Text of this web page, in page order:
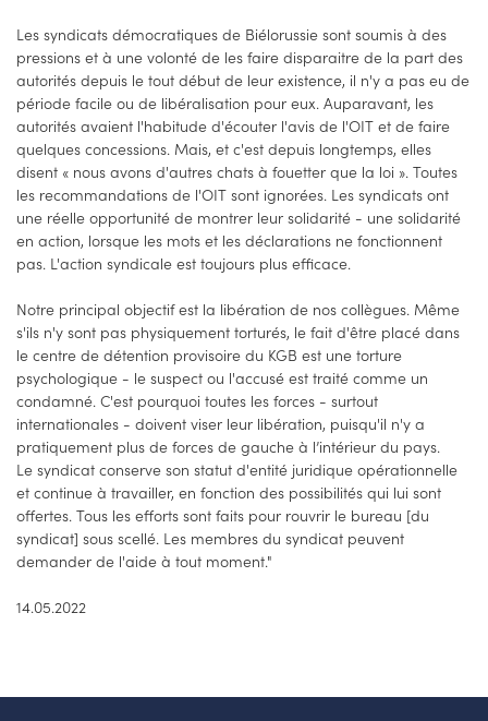
Les syndicats démocratiques de Biélorussie sont soumis à des
pressions et à une volonté de les faire disparaitre de la part des
autorités depuis le tout début de leur existence, il n'y a pas eu de
période facile ou de libéralisation pour eux. Auparavant, les
autorités avaient l'habitude d'écouter l'avis de l'OIT et de faire
quelques concessions. Mais, et c'est depuis longtemps, elles
disent « nous avons d'autres chats à fouetter que la loi ». Toutes
les recommandations de l'OIT sont ignorées. Les syndicats ont
une réelle opportunité de montrer leur solidarité - une solidarité
en action, lorsque les mots et les déclarations ne fonctionnent
pas. L'action syndicale est toujours plus efficace.
Notre principal objectif est la libération de nos collègues. Même
s'ils n'y sont pas physiquement torturés, le fait d'être placé dans
le centre de détention provisoire du KGB est une torture
psychologique - le suspect ou l'accusé est traité comme un
condamné. C'est pourquoi toutes les forces - surtout
internationales - doivent viser leur libération, puisqu'il n'y a
pratiquement plus de forces de gauche à l’intérieur du pays.
Le syndicat conserve son statut d'entité juridique opérationnelle
et continue à travailler, en fonction des possibilités qui lui sont
offertes. Tous les efforts sont faits pour rouvrir le bureau [du
syndicat] sous scellé. Les membres du syndicat peuvent
demander de l'aide à tout moment."
14.05.2022